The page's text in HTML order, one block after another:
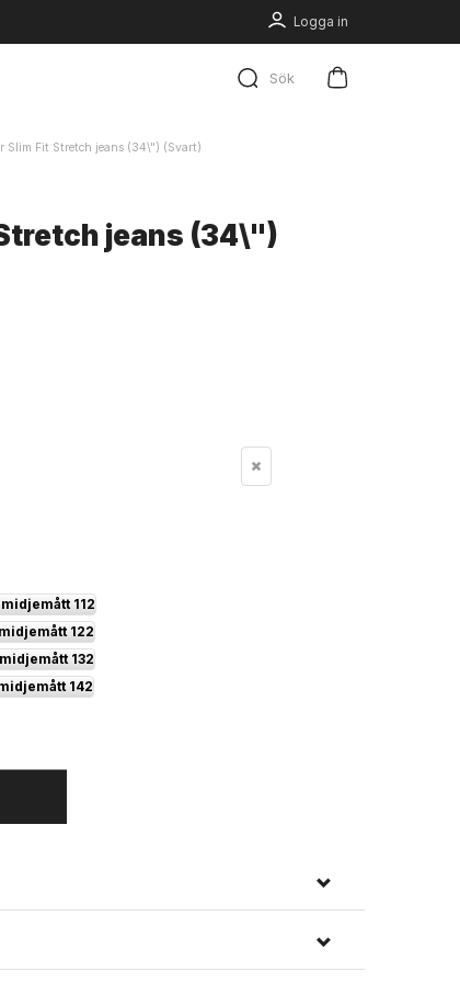
Logga in
Sök
Slim Fit Stretch jeans (34\") (Svart)
jeans (34\")
112
122
132
142